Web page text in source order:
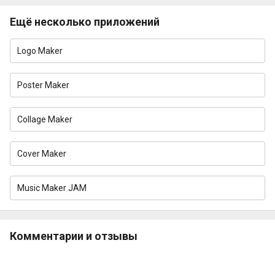
Ещё несколько приложений
Logo Maker
Poster Maker
Collage Maker
Cover Maker
Music Maker JAM
Комментарии и отзывы